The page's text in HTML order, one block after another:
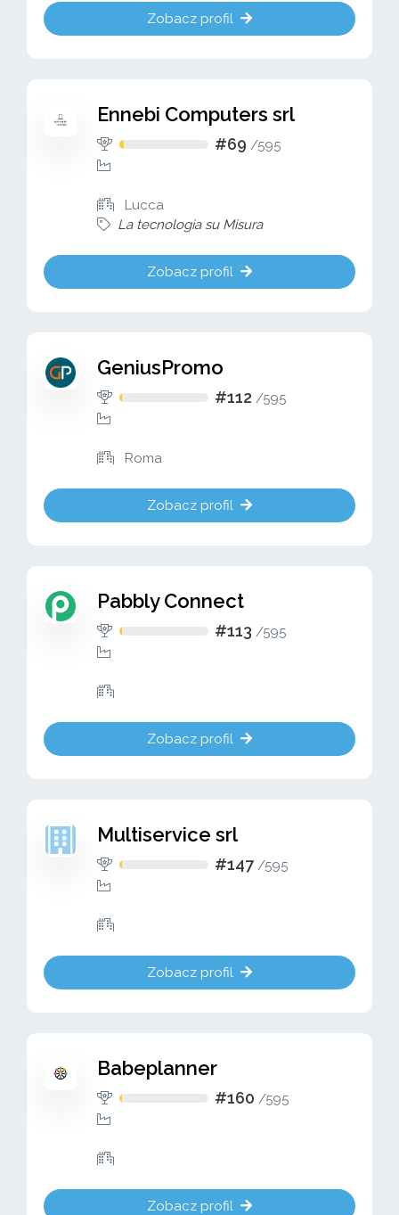
Zobacz profil
Ennebi Computers srl
#69 /595
Lucca
La tecnologia su Misura
Zobacz profil
GeniusPromo
#112 /595
Roma
Zobacz profil
Pabbly Connect
#113 /595
Zobacz profil
Multiservice srl
#147 /595
Zobacz profil
Babeplanner
#160 /595
Zobacz profil